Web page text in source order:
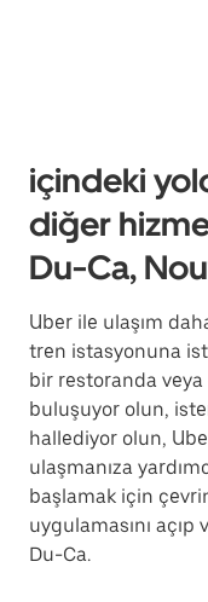
içindeki
diğer
Du-Ca,
Uber ile ulaşım
tren istasyonuna
bir restoranda veya
buluşuyor olun,
hallediyor olun,
ulaşmanıza
başlamak için
uygulamasını
Du-Ca.